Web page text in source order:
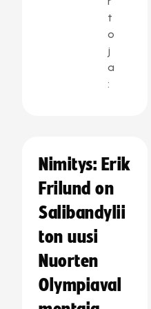
t
o
j
a
:
Nimitys: Erik
Frilund on
Salibandylii
ton uusi
Nuorten
Olympiaval